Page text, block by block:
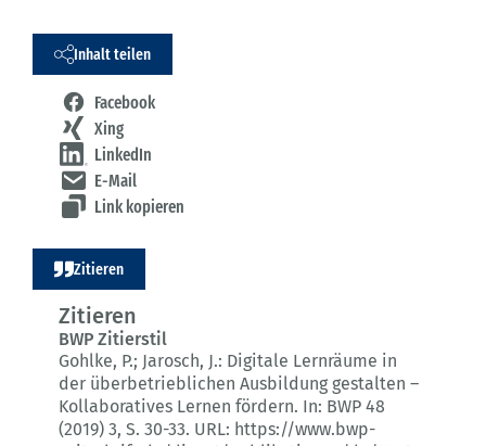
Inhalt teilen
Facebook
Xing
LinkedIn
E-Mail
Link kopieren
Zitieren
Zitieren
BWP Zitierstil
Gohlke, P.; Jarosch, J.: Digitale Lernräume in
der überbetrieblichen Ausbildung gestalten –
Kollaboratives Lernen fördern. In: BWP 48
(2019) 3, S. 30-33. URL: https://www.bwp-